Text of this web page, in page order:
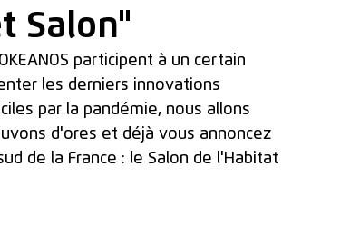
Salon"
participent à un certain
les derniers innovations
par la pandémie, nous allons
d'ores et déjà vous annoncez
de la France : le Salon de l'Habitat